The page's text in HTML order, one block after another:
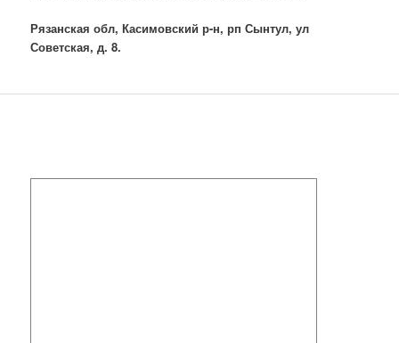
Рязанская обл, Касимовский р-н, рп Сынтул, ул
Советская, д. 8.